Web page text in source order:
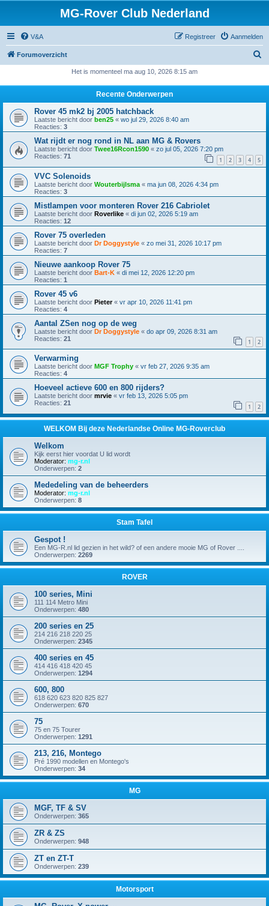
MG-Rover Club Nederland
V&A Aanmelden
Registreer
Forumoverzicht
Het is momenteel ma aug 10, 2026 8:15 am
Recente Onderwerpen
Rover 45 mk2 bj 2005 hatchback
Laatste bericht door ben25 « wo jul 29, 2026 8:40 am
Reacties: 3
Wat rijdt er nog rond in NL aan MG & Rovers
Laatste bericht door Twee16Rcon1590 « zo jul 05, 2026 7:20 pm
Reacties: 71 1 2 3 4 5
VVC Solenoids
Laatste bericht door Wouterbijlsma « ma jun 08, 2026 4:34 pm
Reacties: 3
Mistlampen voor monteren Rover 216 Cabriolet
Laatste bericht door Roverlike « di jun 02, 2026 5:19 am
Reacties: 12
Rover 75 overleden
Laatste bericht door Dr Doggystyle « zo mei 31, 2026 10:17 pm
Reacties: 7
Nieuwe aankoop Rover 75
Laatste bericht door Bart-K « di mei 12, 2026 12:20 pm
Reacties: 1
Rover 45 v6
Laatste bericht door Pieter« vr apr 10, 2026 11:41 pm
Reacties: 4
Aantal ZSen nog op de weg
Laatste bericht door Dr Doggystyle « do apr 09, 2026 8:31 am
Reacties: 21 1 2
Verwarming
Laatste bericht door MGF Trophy « vr feb 27, 2026 9:35 am
Reacties: 4
Hoeveel actieve 600 en 800 rijders?
Laatste bericht door mrvie « vr feb 13, 2026 5:05 pm
Reacties: 21 1 2
WELKOM Bij deze Nederlandse Online MG-Roverclub
Welkom
Kijk eerst hier voordat U lid wordt
Moderator: mg-r.nl
Onderwerpen: 2
Mededeling van de beheerders
Moderator: mg-r.nl
Onderwerpen: 8
Stam Tafel
Gespot !
Een MG-R.nl lid gezien in het wild? of een andere mooie MG of Rover ....
Onderwerpen: 2269
ROVER
100 series, Mini
111 114 Metro Mini
Onderwerpen: 480
200 series en 25
214 216 218 220 25
Onderwerpen: 2345
400 series en 45
414 416 418 420 45
Onderwerpen: 1294
600, 800
618 620 623 820 825 827
Onderwerpen: 670
75
75 en 75 Tourer
Onderwerpen: 1291
213, 216, Montego
Pré 1990 modellen en Montego's
Onderwerpen: 34
MG
MGF, TF & SV
Onderwerpen: 365
ZR & ZS
Onderwerpen: 948
ZT en ZT-T
Onderwerpen: 239
Motorsport